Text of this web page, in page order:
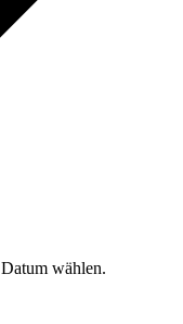
Datum wählen.